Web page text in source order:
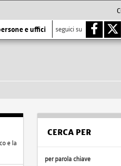
e uffici seguici su
e la
CERCA PER
per parola chiave